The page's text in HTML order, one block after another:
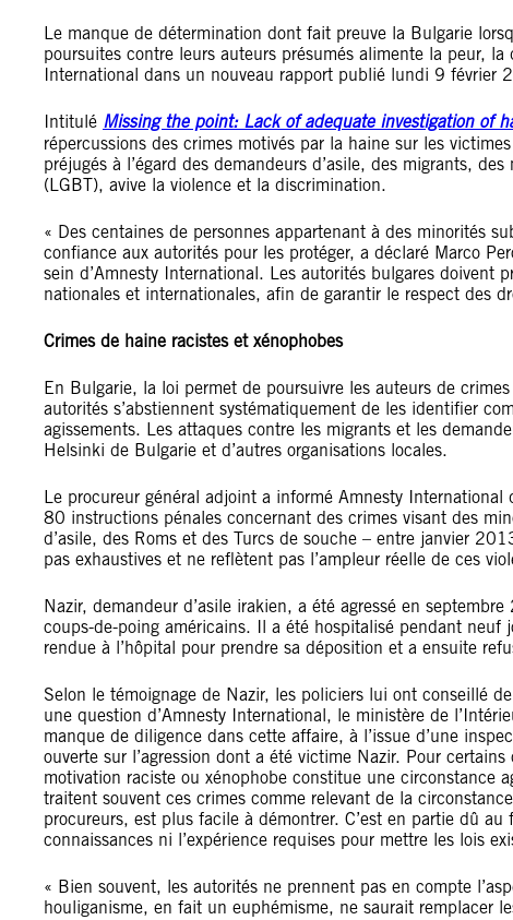
Le manque de détermination dont fait preuve la Bulgarie
poursuites contre leurs auteurs présumés alimente la peur,
International dans un nouveau rapport publié lundi 9 février
Intitulé Missing the point: Lack of adequate investigation of
répercussions des crimes motivés par la haine sur les
préjugés à l’égard des demandeurs d’asile, des migrants,
(LGBT), avive la violence et la discrimination.
« Des centaines de personnes appartenant à des minorités
confiance aux autorités pour les protéger, a déclaré Marco
sein d’Amnesty International. Les autorités bulgares
nationales et internationales, afin de garantir le respect des
Crimes de haine racistes et xénophobes
En Bulgarie, la loi permet de poursuivre les auteurs de
autorités s’abstiennent systématiquement de les identifier
agissements. Les attaques contre les migrants et les
Helsinki de Bulgarie et d’autres organisations locales.
Le procureur général adjoint a informé Amnesty
80 instructions pénales concernant des crimes visant des
d’asile, des Roms et des Turcs de souche – entre janvier
pas exhaustives et ne reflètent pas l’ampleur réelle de ces
Nazir, demandeur d’asile irakien, a été agressé en
coups-de-poing américains. Il a été hospitalisé pendant neuf
rendue à l’hôpital pour prendre sa déposition et a ensuite
Selon le témoignage de Nazir, les policiers lui ont conseillé
une question d’Amnesty International, le ministère de
manque de diligence dans cette affaire, à l’issue d’une
ouverte sur l’agression dont a été victime Nazir. Pour
motivation raciste ou xénophobe constitue une circonstance
traitent souvent ces crimes comme relevant de la
procureurs, est plus facile à démontrer. C’est en partie dû
connaissances ni l’expérience requises pour mettre les lois
« Bien souvent, les autorités ne prennent pas en compte
houliganisme, en fait un euphémisme, ne saurait remplacer